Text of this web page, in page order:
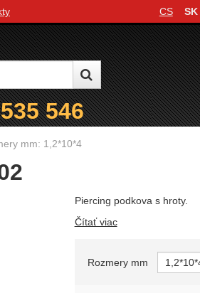
mm: 1,2*10*4
Piercing podkova s hroty.
Čítať viac
Zvoľte variant
Rozmery mm
CS SK
546